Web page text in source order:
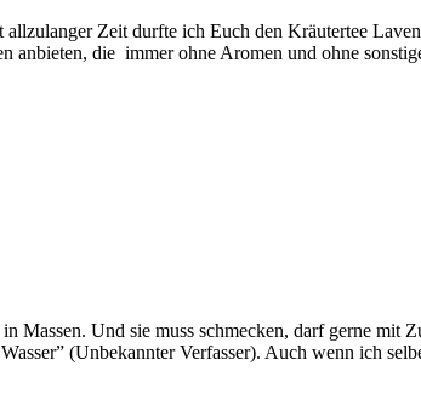
Zeit durfte ich Euch den Kräutertee
die immer ohne Aromen und ohne
Und sie muss schmecken, darf gerne mit
(Unbekannter Verfasser). Auch wenn ich